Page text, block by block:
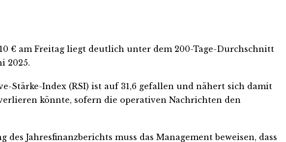
€ am Freitag liegt deutlich unter dem 200-Tage-Durchschnitt
2025.
Stärke-Index (RSI) ist auf 31,6 gefallen und nähert sich damit
könnte, sofern die operativen Nachrichten den
Jahresfinanzberichts muss das Management beweisen, dass